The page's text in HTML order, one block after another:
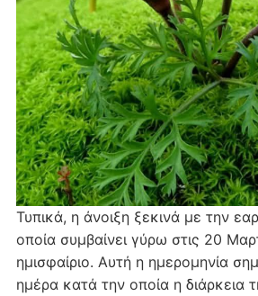
Τυπικά, η άνοιξη ξεκινά με την
οποία συμβαίνει γύρω στις 20
ημισφαίριο. Αυτή η ημερομηνία
ημέρα κατά την οποία η διάρκεια